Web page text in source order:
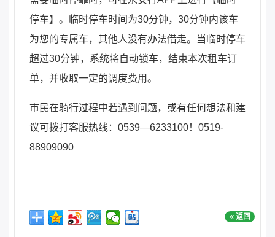
停车】。临时停车时间为30分钟，30分钟内该车
为您的专属车，其他人没有办法借走。当临时停车
超过30分钟，系统将自动锁车，结束本次租车订
单，并收取一定的调度费用。
市民在骑行过程中若遇到问题，或有任何想法和建
议可拨打客服热线：0539—6233100！0519-
88909090
返回